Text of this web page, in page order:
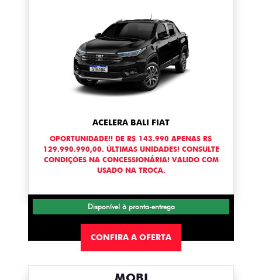
ACELERA BALI FIAT
OPORTUNIDADE!! DE R$ 143.990 APENAS R$
129.990.990,00. ÚLTIMAS UNIDADES! CONSULTE
CONDIÇÕES NA CONCESSIONÁRIA! VALIDO COM
USADO NA TROCA.
Disponível à pronta-entrega
CONFIRA A OFERTA